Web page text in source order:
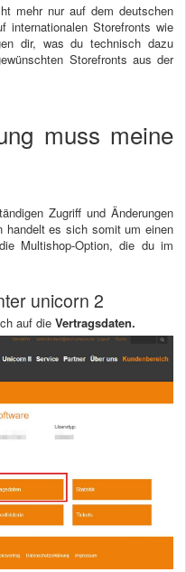
mehr nur auf dem deutschen
internationalen Storefronts wie
dir, was du technisch dazu
Storefronts aus der
muss meine
Zugriff und Änderungen
handelt es sich somit um einen
Multishop-Option, die du im
unicorn 2
auf die Vertragsdaten.